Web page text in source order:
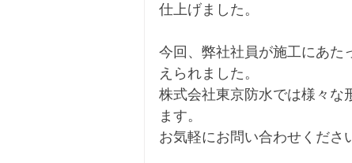
仕上げました。
今回、弊社社員が施工にあた
えられました。
株式会社東京防水では様々な
ます。
お気軽にお問い合わせくださ